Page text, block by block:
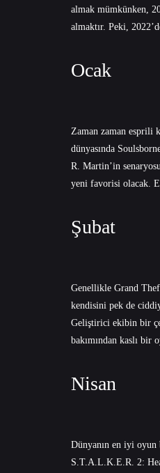
almak mümkünken,
almaktır. Peki,
Ocak
Zaman zaman esprili
dünyasında
R. Martin’in
yeni favorisi olacak.
Şubat
Genellikle Grand
kendisini pek de
Geliştirici ekibin bir
bakımından kaslı bir
Nisan
Dünyanın en iyi oyun
S.T.A.L.K.E.R. 2: